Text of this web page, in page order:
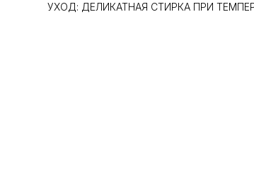
УХОД: ДЕЛИКАТНАЯ СТИРКА ПРИ